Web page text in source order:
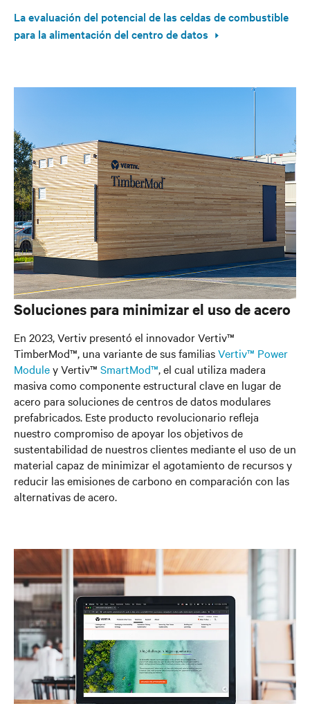
La evaluación del potencial de las celdas de combustible
para la alimentación del centro de datos
Soluciones para minimizar el uso de acero
En 2023, Vertiv presentó el innovador Vertiv™
TimberMod™, una variante de sus familiasVertiv™ Power
Moduley Vertiv™ SmartMod™, el cual utiliza madera
masiva como componente estructural clave en lugar de
acero para soluciones de centros de datos modulares
prefabricados. Este producto revolucionario refleja
nuestro compromiso de apoyar los objetivos de
sustentabilidad de nuestros clientes mediante el uso de un
material capaz de minimizar el agotamiento de recursos y
reducir las emisiones de carbono en comparación con las
alternativas de acero.